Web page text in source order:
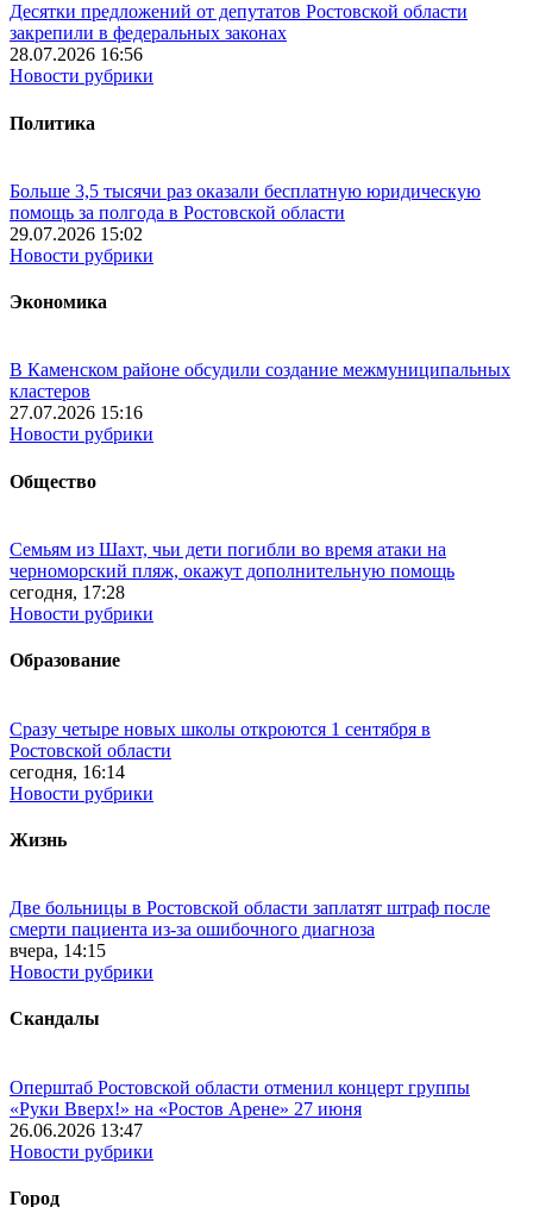
Десятки предложений от депутатов Ростовской области
закрепили в федеральных законах
28.07.2026 16:56
Новости рубрики
Политика
Больше 3,5 тысячи раз оказали бесплатную юридическую
помощь за полгода в Ростовской области
29.07.2026 15:02
Новости рубрики
Экономика
В Каменском районе обсудили создание межмуниципальных
кластеров
27.07.2026 15:16
Новости рубрики
Общество
Семьям из Шахт, чьи дети погибли во время атаки на
черноморский пляж, окажут дополнительную помощь
сегодня, 17:28
Новости рубрики
Образование
Сразу четыре новых школы откроются 1 сентября в
Ростовской области
сегодня, 16:14
Новости рубрики
Жизнь
Две больницы в Ростовской области заплатят штраф после
смерти пациента из-за ошибочного диагноза
вчера, 14:15
Новости рубрики
Скандалы
Оперштаб Ростовской области отменил концерт группы
«Руки Вверх!» на «Ростов Арене» 27 июня
26.06.2026 13:47
Новости рубрики
Город